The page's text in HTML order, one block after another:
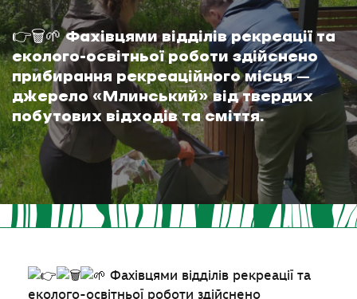
👉🗑️🌱 Фахівцями відділів рекреації та
еколого-освітньої роботи здійснено
прибирання рекреаційного місця –
джерело «Млинський» від твердих
побутових відходів та сміття.
Фахівцями відділів рекреації та
еколого-освітньої роботи здійснено